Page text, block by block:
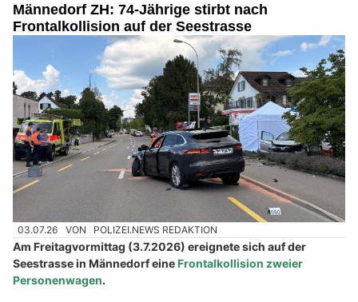
Männedorf ZH: 74-Jährige stirbt nach
Frontalkollision auf der Seestrasse
03.07.26 VON POLIZEI.NEWS REDAKTION
Am Freitagvormittag (3.7.2026) ereignete sich auf der
Seestrasse in Männedorf eineFrontalkollision zweier
Personenwagen.